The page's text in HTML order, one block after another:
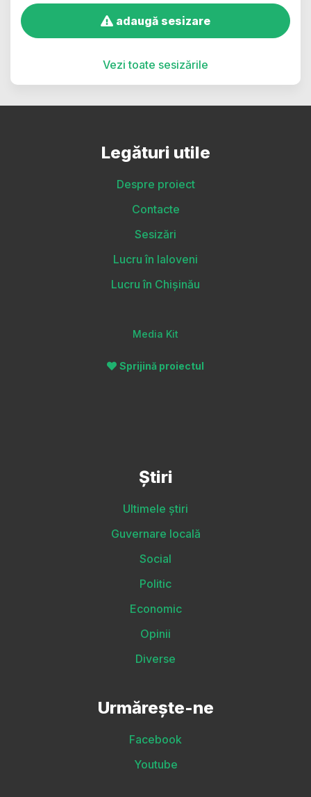
adaugă sesizare
Vezi toate sesizările
Legături utile
Despre proiect
Contacte
Sesizări
Lucru în Ialoveni
Lucru în Chișinău
Media Kit
Sprijină proiectul
Știri
Ultimele știri
Guvernare locală
Social
Politic
Economic
Opinii
Diverse
Urmărește-ne
Facebook
Youtube